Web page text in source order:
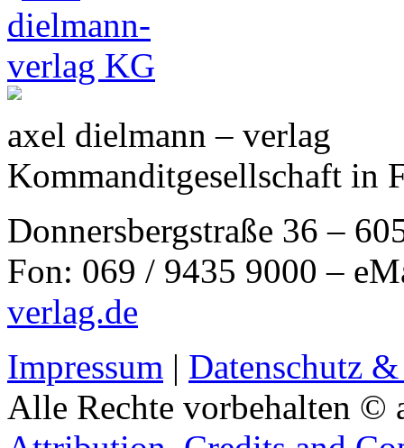
axel dielmann – verlag
Kommanditgesellschaft in
Donnersbergstraße 36 –
Fon: 069 / 9435 9000 –
verlag.de
Impressum | Datenschutz
Alle Rechte vorbehalten ©